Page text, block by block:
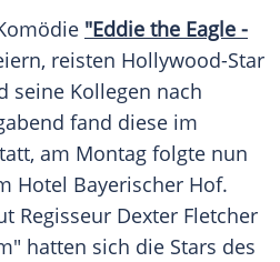
"Eddie the Eagle -
reisten Hollywood-Star
seine Kollegen nach
fand diese im
am Montag folgte nun
Hotel Bayerischer Hof.
Regisseur Dexter Fletcher
hatten sich die Stars des